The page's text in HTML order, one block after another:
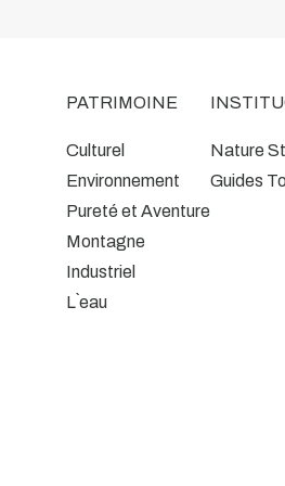
PATRIMOINE
Culturel
Environnement
Pureté et Aventure
Montagne
Industriel
L`eau
Nature
Guides